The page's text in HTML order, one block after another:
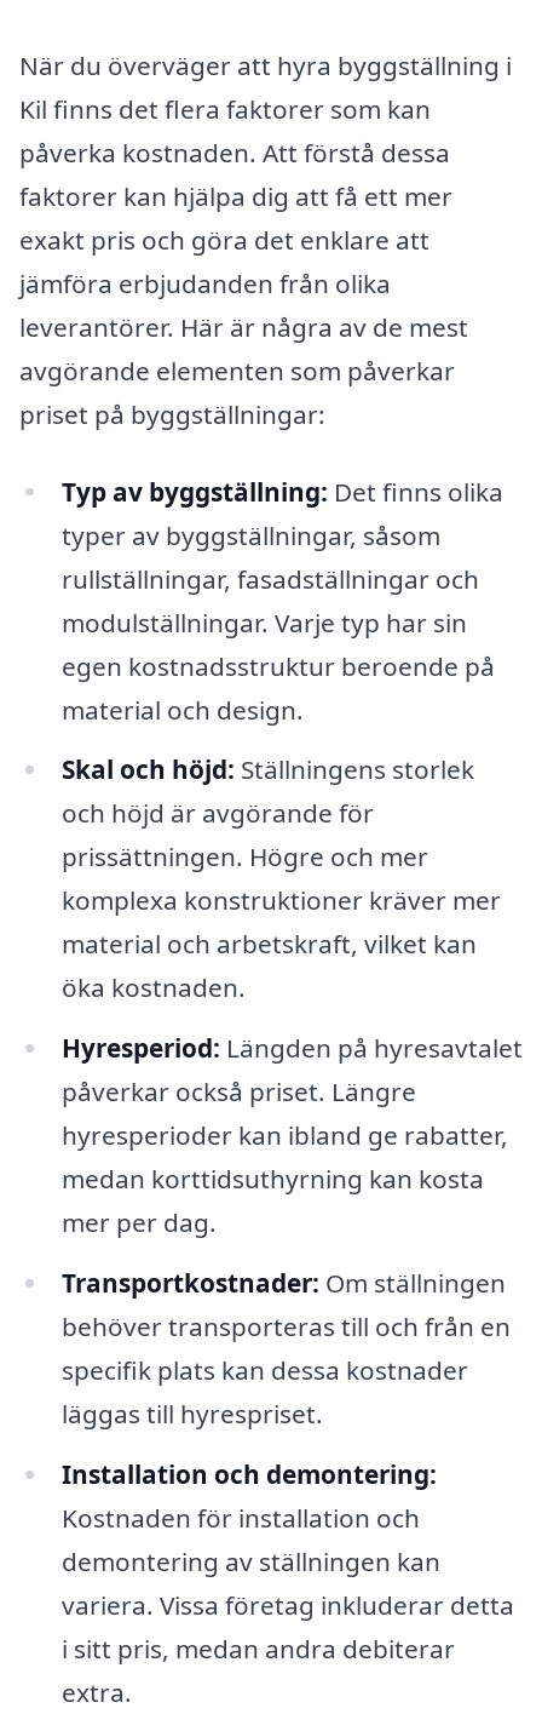
När du överväger att hyra byggställning i
Kil finns det flera faktorer som kan
påverka kostnaden. Att förstå dessa
faktorer kan hjälpa dig att få ett mer
exakt pris och göra det enklare att
jämföra erbjudanden från olika
leverantörer. Här är några av de mest
avgörande elementen som påverkar
priset på byggställningar:
Typ av byggställning: Det finns olika
typer av byggställningar, såsom
rullställningar, fasadställningar och
modulställningar. Varje typ har sin
egen kostnadsstruktur beroende på
material och design.
Skal och höjd: Ställningens storlek
och höjd är avgörande för
prissättningen. Högre och mer
komplexa konstruktioner kräver mer
material och arbetskraft, vilket kan
öka kostnaden.
Hyresperiod: Längden på hyresavtalet
påverkar också priset. Längre
hyresperioder kan ibland ge rabatter,
medan korttidsuthyrning kan kosta
mer per dag.
Transportkostnader: Om ställningen
behöver transporteras till och från en
specifik plats kan dessa kostnader
läggas till hyrespriset.
Installation och demontering:
Kostnaden för installation och
demontering av ställningen kan
variera. Vissa företag inkluderar detta
i sitt pris, medan andra debiterar
extra.